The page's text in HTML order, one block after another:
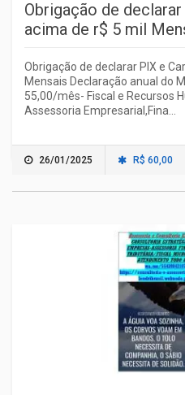
Obrigação de
acima de r$ 5 mil
Obrigação de declarar PIX e
Mensais Declaração anual do
55,00/mês- Fiscal e Recursos
Assessoria Empresarial,Fina...
26/01/2025 R$ 60,00